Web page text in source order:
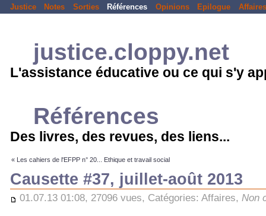
Justice Notes Sorties Références Opinions Epilogue Affaires
justice.cloppy.net
L'assistance éducative ou ce qui s'y
Références
Des livres, des revues, des liens...
« Les cahiers de l'EFPP n° 20... Ethique et travail social
Causette #37, juillet-août 2013
01.07.13 01:08, 27096 vues, Catégories: Affaires, Non